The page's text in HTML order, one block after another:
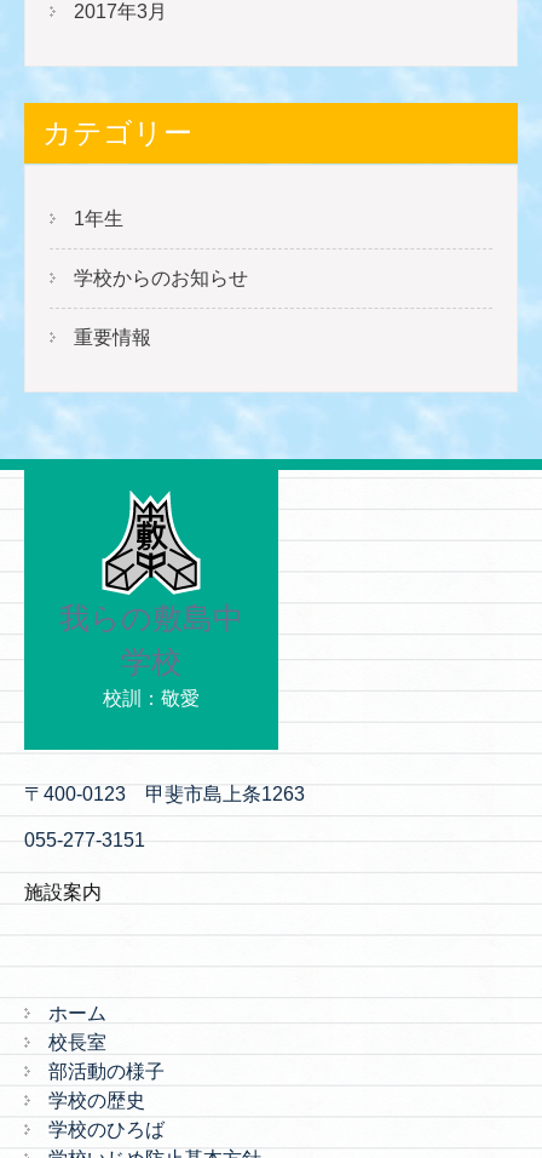
2017年3月
カテゴリー
1年生
学校からのお知らせ
重要情報
我らの敷島中
学校
校訓：敬愛
〒400-0123 甲斐市島上条1263
055-277-3151
施設案内
ホーム
校長室
部活動の様子
学校の歴史
学校のひろば